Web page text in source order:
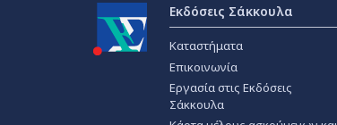
Εκδόσεις Σάκκουλα
Καταστήματα
Επικοινωνία
Εργασία στις Εκδόσεις
Σάκκουλα